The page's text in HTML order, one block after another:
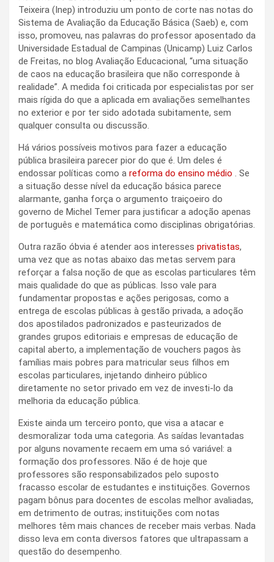
Teixeira (Inep) introduziu um ponto de corte nas notas do
Sistema de Avaliação da Educação Básica (Saeb) e, com
isso, promoveu, nas palavras do professor aposentado da
Universidade Estadual de Campinas (Unicamp) Luiz Carlos
de Freitas, no blog Avaliação Educacional, “uma situação
de caos na educação brasileira que não corresponde à
realidade”. A medida foi criticada por especialistas por ser
mais rígida do que a aplicada em avaliações semelhantes
no exterior e por ter sido adotada subitamente, sem
qualquer consulta ou discussão.
Há vários possíveis motivos para fazer a educação
pública brasileira parecer pior do que é. Um deles é
endossar políticas como a reforma do ensino médio . Se
a situação desse nível da educação básica parece
alarmante, ganha força o argumento traiçoeiro do
governo de Michel Temer para justificar a adoção apenas
de português e matemática como disciplinas obrigatórias.
Outra razão óbvia é atender aos interesses privatistas,
uma vez que as notas abaixo das metas servem para
reforçar a falsa noção de que as escolas particulares têm
mais qualidade do que as públicas. Isso vale para
fundamentar propostas e ações perigosas, como a
entrega de escolas públicas à gestão privada, a adoção
dos apostilados padronizados e pasteurizados de
grandes grupos editoriais e empresas de educação de
capital aberto, a implementação de vouchers pagos às
famílias mais pobres para matricular seus filhos em
escolas particulares, injetando dinheiro público
diretamente no setor privado em vez de investi-lo da
melhoria da educação pública.
Existe ainda um terceiro ponto, que visa a atacar e
desmoralizar toda uma categoria. As saídas levantadas
por alguns novamente recaem em uma só variável: a
formação dos professores. Não é de hoje que
professores são responsabilizados pelo suposto
fracasso escolar de estudantes e instituições. Governos
pagam bônus para docentes de escolas melhor avaliadas,
em detrimento de outras; instituições com notas
melhores têm mais chances de receber mais verbas. Nada
disso leva em conta diversos fatores que ultrapassam a
questão do desempenho.